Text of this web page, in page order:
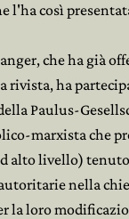
l'ha così
che ha già
rivista, ha
Paulus-
marxista che
alto livello)
nella
la loro